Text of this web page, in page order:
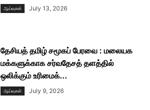
ஆய்வுகள் July 13, 2026
தேசியத் தமிழ் சமூகப் பேரவை : மலையக
மக்களுக்காக சர்வதேசத் தளத்தில்
ஒலிக்கும் உரிமைக்...
ஆய்வுகள் July 9, 2026